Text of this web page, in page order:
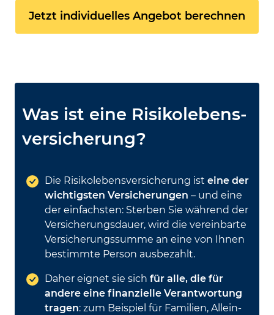
Jetzt individuelles Angebot berechnen
Was ist eine Risiko­lebens­
versicherung?
Die Risiko­lebens­versicherung ist eine der
wichtigsten Versicherungen – und eine
der einfachsten: Sterben Sie während der
Versicherungs­dauer, wird die vereinbarte
Versicherungs­summe an eine von Ihnen
bestimmte Person ausbezahlt.
Daher eignet sie sich für alle, die für
andere eine finanzielle Ver­antwortung
tragen: zum Beispiel für Familien, Allein­